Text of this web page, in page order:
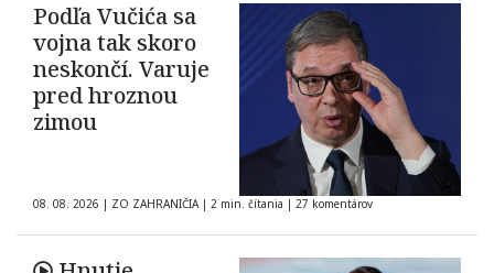
Podľa Vučića sa
vojna tak skoro
neskončí. Varuje
pred hroznou
zimou
08. 08. 2026 | ZO ZAHRANIČIA | 2 min. čítania | 27 komentárov